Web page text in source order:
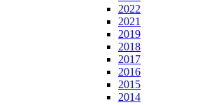
2022
2021
2019
2018
2017
2016
2015
2014